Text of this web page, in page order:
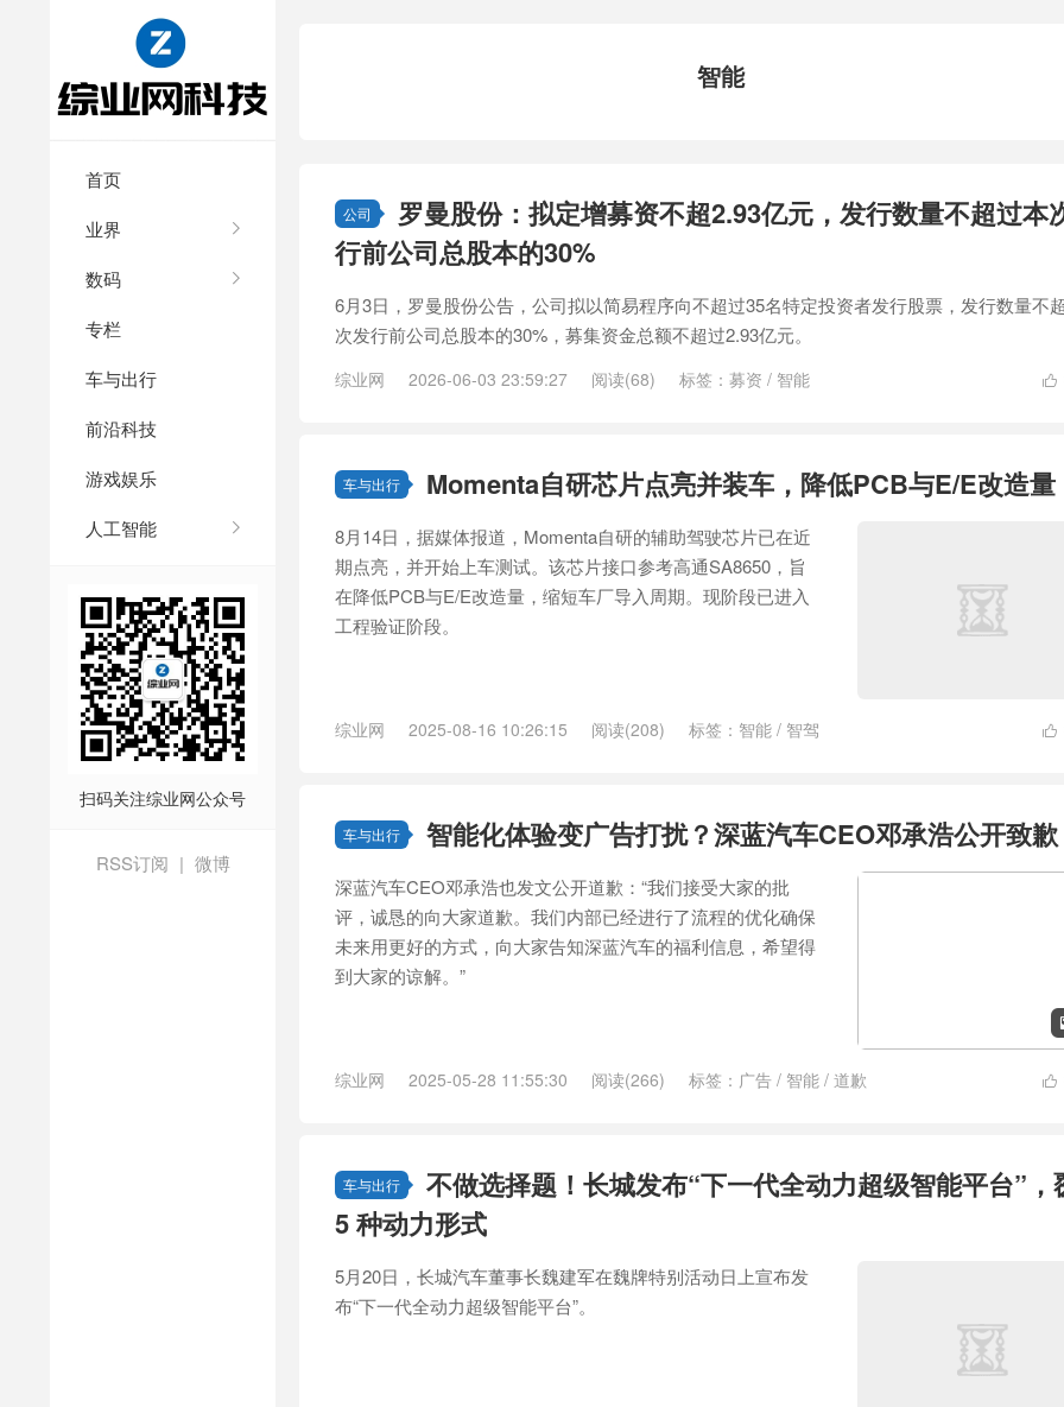
首页
业界
数码
专栏
车与出行
前沿科技
游戏娱乐
人工智能
扫码关注综业网公众号
RSS订阅 | 微博
智能
公司
罗曼股份：拟定增募资不超2.93亿元，发行数量不超过本
行前公司总股本的30%
6月3日，罗曼股份公告，公司拟以简易程序向不超过35名特定投资者发行股票，发行数量不
次发行前公司总股本的30%，募集资金总额不超过2.93亿元。

综业网 2026-06-03 23:59:27 阅读(68) 标签： 募资 / 智能
车与出行 Momenta自研芯片点亮并装车，降低PCB与E/E改造量
8月14日，据媒体报道，Momenta自研的辅助驾驶芯片已在近
期点亮，并开始上车测试。该芯片接口参考高通SA8650，旨
在降低PCB与E/E改造量，缩短车厂导入周期。现阶段已进入
工程验证阶段。

综业网 2025-08-16 10:26:15 阅读(208) 标签： 智能 / 智驾
车与出行 智能化体验变广告打扰？深蓝汽车CEO邓承浩公开致歉
深蓝汽车CEO邓承浩也发文公开道歉：“我们接受大家的批
评，诚恳的向大家道歉。我们内部已经进行了流程的优化确保
未来用更好的方式，向大家告知深蓝汽车的福利信息，希望得
到大家的谅解。”

综业网 2025-05-28 11:55:30 阅读(266) 标签： 广告 / 智能 / 道歉
车与出行
不做选择题！长城发布“下一代全动力超级智能平台”，
5 种动力形式
5月20日，长城汽车董事长魏建军在魏牌特别活动日上宣布发
布“下一代全动力超级智能平台”。